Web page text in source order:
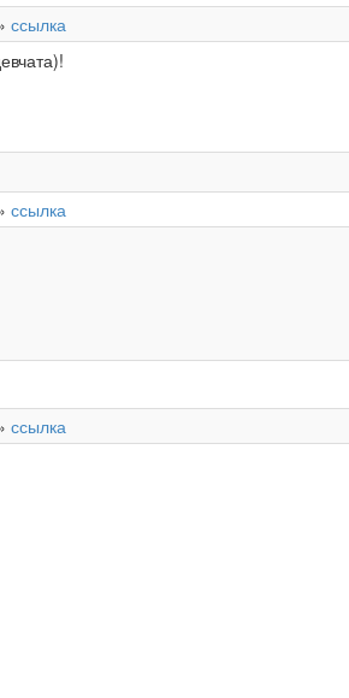
ссылка
ссылка
ссылка